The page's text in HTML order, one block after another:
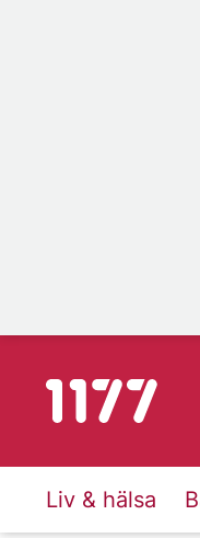
Till startsidan för
Liv & hälsa